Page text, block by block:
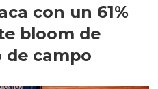
con un 61%
bloom de
de campo